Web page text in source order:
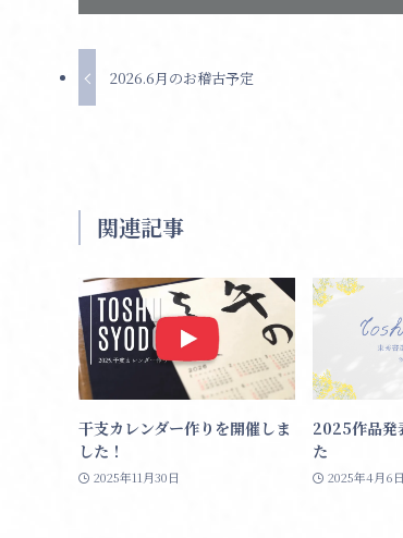
2026.6月のお稽古予定
関連記事
干支カレンダー作りを開催しま
した！
2025年11月30日
2025作品発
た
2025年4月6日